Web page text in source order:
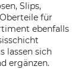
Slips,
für
ebenfalls
lassen sich
ergänzen.